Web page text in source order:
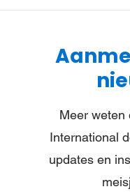
Meer weten
International
updates en